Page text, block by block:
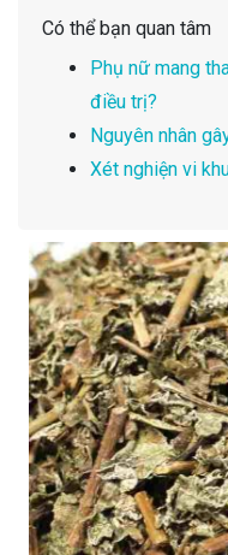
Có thể bạn quan tâm
Phụ nữ mang
điều trị?
Nguyên nhân
Xét nghiện vi